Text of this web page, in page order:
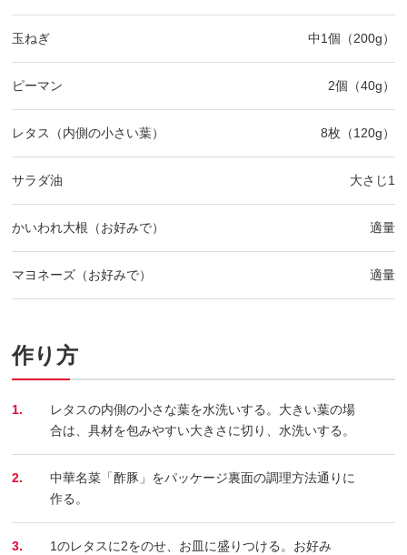
玉ねぎ 中1個（200g）
ピーマン 2個（40g）
レタス（内側の小さい葉） 8枚（120g）
サラダ油 大さじ1
かいわれ大根（お好みで） 適量
マヨネーズ（お好みで） 適量
作り方
1.
レタスの内側の小さな葉を水洗いする。大きい葉の場
合は、具材を包みやすい大きさに切り、水洗いする。
2.
中華名菜「酢豚」をパッケージ裏面の調理方法通りに
作る。
3.
1のレタスに2をのせ、お皿に盛りつける。お好み